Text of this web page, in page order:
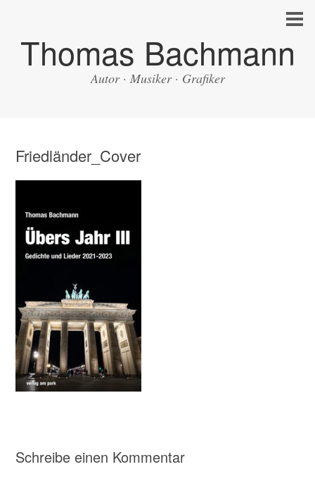
Thomas Bachmann
Autor · Musiker · Grafiker
Friedländer_Cover
Schreibe einen Kommentar